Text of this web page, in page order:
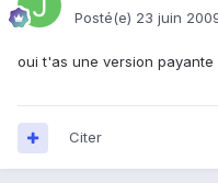
Posté(e) 23 juin
oui t'as une version payante
Citer